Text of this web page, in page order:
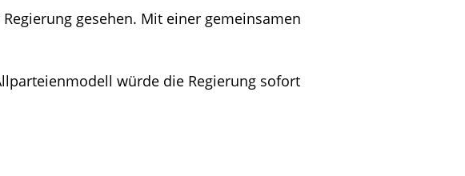
gesehen. Mit einer gemeinsamen
würde die Regierung sofort